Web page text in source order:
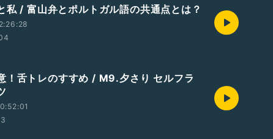
私 / 富山弁とポルトガル語の共通点とは？
！舌トレのすすめ / M9.夕さり セルフラ